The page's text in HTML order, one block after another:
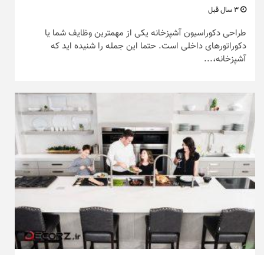
طراحی دکوراسیون آشپزخانه یکی از مهمترین وظایف شما یا
دکوراتورهای داخلی است. حتما این جمله را شنیده اید که
آشپزخانه،...